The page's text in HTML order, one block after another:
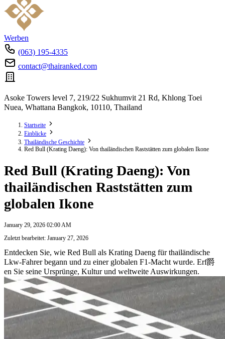
Werben
(063) 195-4335
contact@thairanked.com
Asoke Towers level 7, 219/22 Sukhumvit 21 Rd, Khlong Toei
Nuea, Whattana Bangkok, 10110, Thailand
Startseite
Einblicke
Thailändische Geschichte
Red Bull (Krating Daeng): Von thailändischen Raststätten zum globalen Ikone
Red Bull (Krating Daeng): Von
thailändischen Raststätten zum
globalen Ikone
January 29, 2026 02:00 AM
Zuletzt bearbeitet: January 27, 2026
Entdecken Sie, wie Red Bull als Krating Daeng für thailändische
Lkw-Fahrer begann und zu einer globalen F1-Macht wurde. Erf爵
en Sie seine Ursprünge, Kultur und weltweite Auswirkungen.